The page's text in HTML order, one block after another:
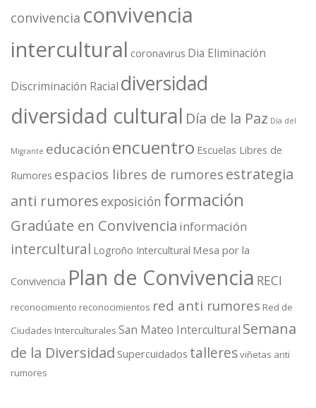
convivencia convivencia
intercultural coronavirus Dia Eliminación
Discriminación Racial diversidad
diversidad cultural Día de la Paz Día del
Migrante educaciónencuentro Escuelas Libres de
Rumores espacios libres de rumores estrategia
anti rumoresexposición formación
Gradúate en Convivencia información
intercultural Logroño Intercultural Mesa por la
Convivencia Plan de Convivencia RECI
reconocimiento reconocimientos red anti rumores Red de
Ciudades Interculturales San Mateo Intercultural Semana
de la Diversidad Supercuidados talleresviñetas anti
rumores